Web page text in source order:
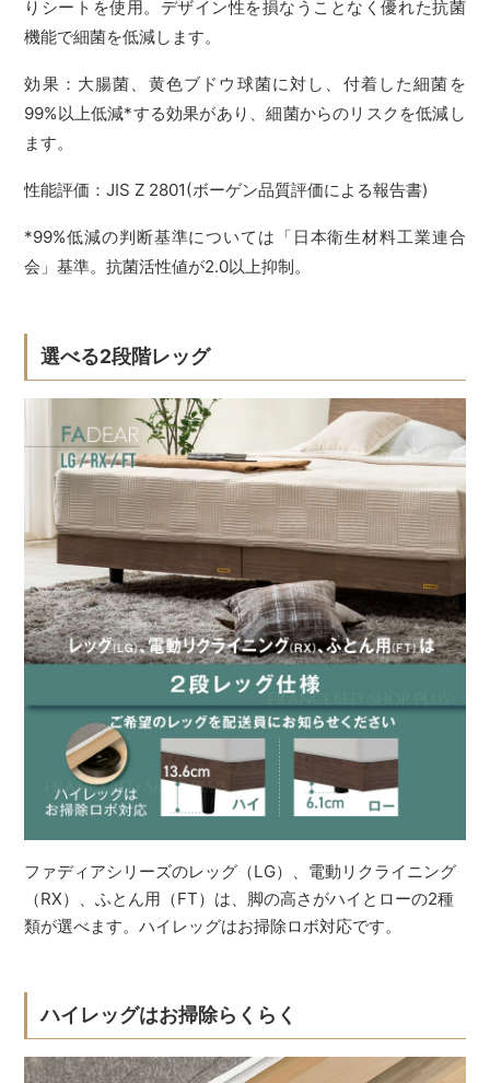
りシートを使用。デザイン性を損なうことなく優れた抗菌
機能で細菌を低減します。
効果：大腸菌、黄色ブドウ球菌に対し、付着した細菌を
99%以上低減*する効果があり、細菌からのリスクを低減し
ます。
性能評価：JIS Z 2801(ボーゲン品質評価による報告書)
*99%低減の判断基準については「日本衛生材料工業連合
会」基準。抗菌活性値が2.0以上抑制。
選べる2段階レッグ
ファディアシリーズのレッグ（LG）、電動リクライニング
（RX）、ふとん用（FT）は、脚の高さがハイとローの2種
類が選べます。ハイレッグはお掃除ロボ対応です。
ハイレッグはお掃除らくらく